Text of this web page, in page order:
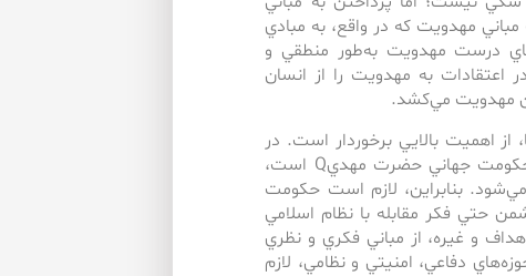
مهدويت‌ كه ‌در واقع، به ‌مبادي
درست مهدويت به‌طور منطقي و
اعتقادات به‌ مهدويت را از انسان
مهدويت مي‌كشد.
اهميت بالايي برخوردار است. در
جمهوري اسلامي ايران ‌كه مهم‌ترين هدف آن، زمينه‌سازي حكومت جهاني حضرت مهديQ است،
بنابراين، لازم است حكومت
حتي فكر مقابله با نظام اسلامي
اهداف و غيره، از مباني فكري و نظري
دفاعي، امنيتي و نظامي، لازم